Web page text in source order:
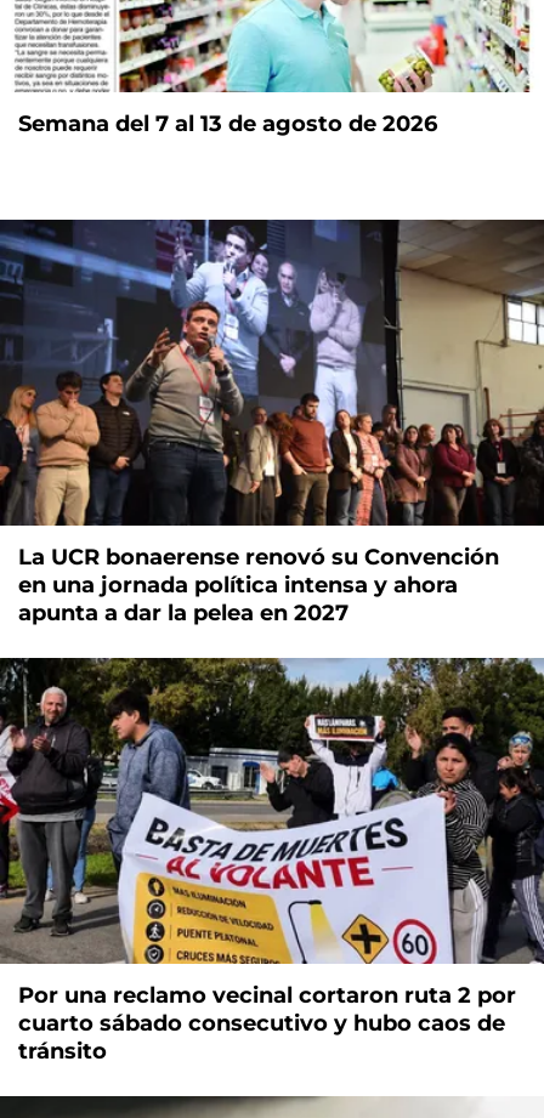
Semana del 7 al 13 de agosto de 2026
La UCR bonaerense renovó su Convención
en una jornada política intensa y ahora
apunta a dar la pelea en 2027
Por una reclamo vecinal cortaron ruta 2 por
cuarto sábado consecutivo y hubo caos de
tránsito